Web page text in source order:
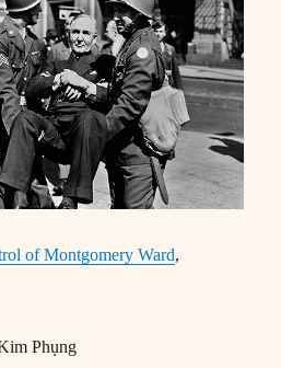
of Montgomery Ward,
Phụng